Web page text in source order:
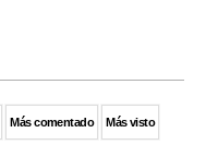
Más comentado Más visto